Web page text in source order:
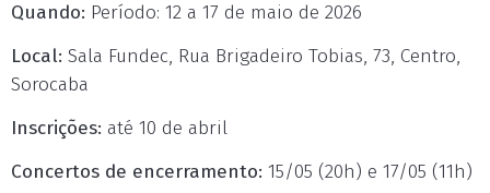
Quando: Período: 12 a 17 de maio de 2026
Local: Sala Fundec, Rua Brigadeiro Tobias, 73, Centro,
Sorocaba
Inscrições: até 10 de abril
Concertos de encerramento: 15/05 (20h) e 17/05 (11h)